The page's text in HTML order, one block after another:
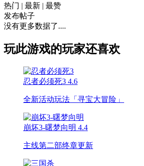
热门 | 最新 | 最赞
发布帖子
没有更多数据了....
玩此游戏的玩家还喜欢
忍者必须死3 4.6
全新活动玩法「寻宝大冒险」
崩坏3-曙梦向明 4.4
主线第二部终章更新